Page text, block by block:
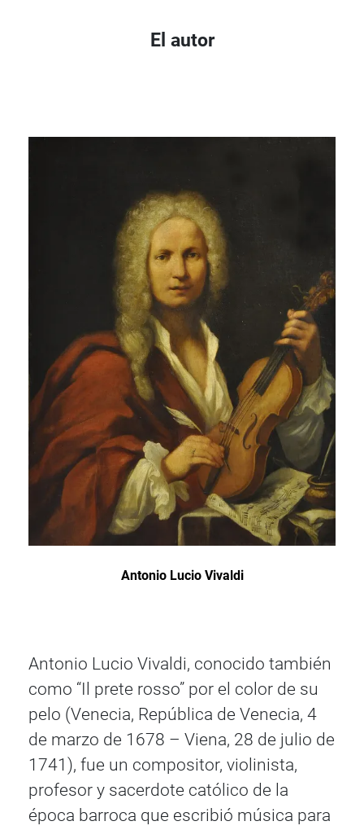
El autor
Antonio Lucio Vivaldi
Antonio Lucio Vivaldi, conocido también
como “Il prete rosso” por el color de su
pelo (Venecia, República de Venecia, 4
de marzo de 1678 – Viena, 28 de julio de
1741), fue un compositor, violinista,
profesor y sacerdote católico de la
época barroca que escribió música para